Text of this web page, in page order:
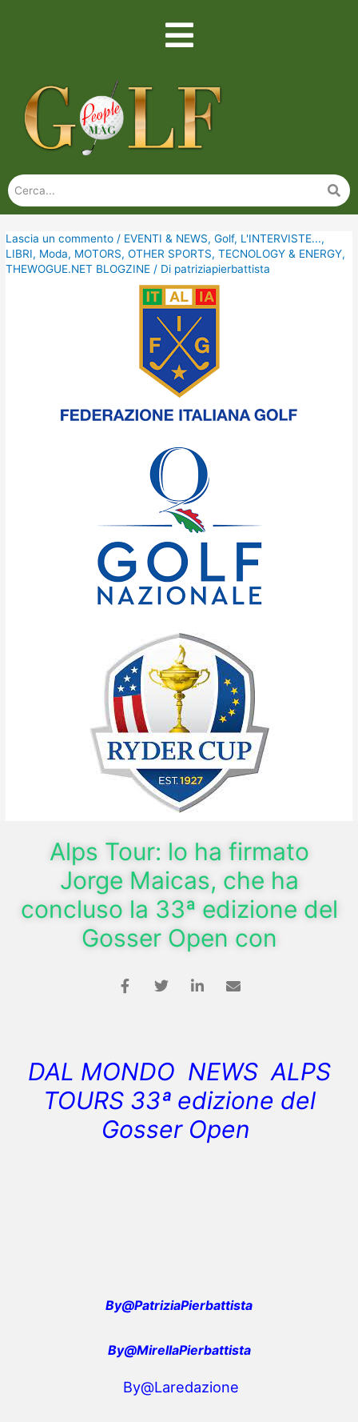
Lascia un commento / EVENTI & NEWS,Golf, L'INTERVISTE...,
LIBRI, Moda, MOTORS,OTHER SPORTS,TECNOLOGY & ENERGY,
THEWOGUE.NET BLOGZINE / Di patriziapierbattista
Alps Tour: lo ha firmato
Jorge Maicas, che ha
concluso la 33ª edizione del
Gosser Open con
DAL MONDO NEWS ALPS
TOURS 33ª edizione del
Gosser Open
By@PatriziaPierbattista
By@MirellaPierbattista
By@Laredazione